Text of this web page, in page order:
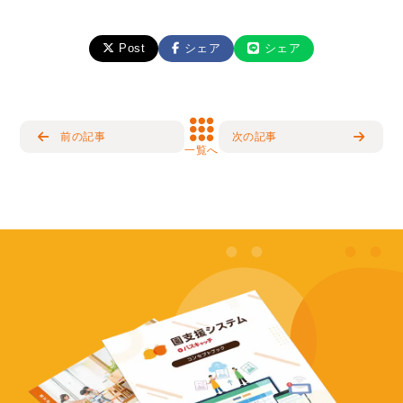
Post シェア シェア
前の記事
一覧へ
次の記事